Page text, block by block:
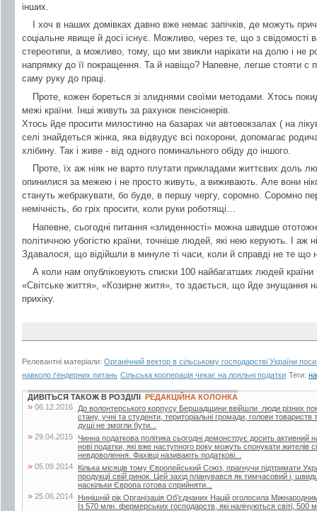
інших.
І хоч в наших домівках давно вже немає запічків, де можуть
соціальне явище й досі існує. Можливо, через те, що з свідомості
стереотипи, а можливо, тому, що ми звикли нарікати на долю і не
напрямку до її покращення. Та й навіщо? Напевне, легше стояти с
саму руку до праці.
Проте, кожен бореться зі злиднями своїми методами. Хтось
межі країни. Інші живуть за рахунок пенсіонерів.
Хтось йде просити милостиню на базарах чи автовокзалах ( на
селі знайдеться жінка, яка відвудує всі похорони, допомагає
хлібину. Так і живе - від одного поминального обіду до іншого.
Проте, їх аж ніяк не варто плутати прикладами життєвих доль
опинилися за межею і не просто живуть, а виживають. Але вони
стануть жебракувати, бо буде, в першу чергу, соромно. Соромно
немічність, бо гріх просити, коли руки роботящі…
Напевне, сьогодні питання «злиденності» можна швидше
політичною убогістю країни, точніше людей, які нею керують. І аж
Здавалося, що відійшли в минуле ті часи, коли й справді не те що
А коли нам опубліковують списки 100 найбагатших людей країни
«Світське життя», «Козирне житя», то здається, що йде знущання
прихіку.
Релевантні матеріали: Органічний вектор в сільському господарстві України
навколо ґендерних питань Сільська кооперація чекає на лояльні податки Теги:
ДИВІТЬСЯ ТАКОЖ В РОЗДІЛІ РЕДАКЦІЙНА КОЛОНКА
» 06.12.2016
До волонтерського корпусу Бершадщини ввійшли люди різних
стану, учні та студенти, територіальні громади, голови
душі не змогли бути...
» 29.04.2015 Чинна податкова політика сьогодні демонструє досить активний
нові податки, які вже наступного року можуть спонукати жителів
невдоволення. Фахівці називають податкові...
» 05.09.2014
Кілька місяців тому Європейський Союз, прагнучи підтримати
продукції свій ринок. Цей захід планувався як тимчасовий і,
наскільки Європа готова сприйняти...
» 25.06.2014
Нинішній рік Організація Об’єднаних Націй оголосила
Із 570 млн. фермерських господарств, які налічуються світі, 500